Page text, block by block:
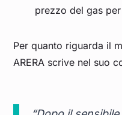
prezzo del gas
Per quanto riguarda il
ARERA scrive nel suo